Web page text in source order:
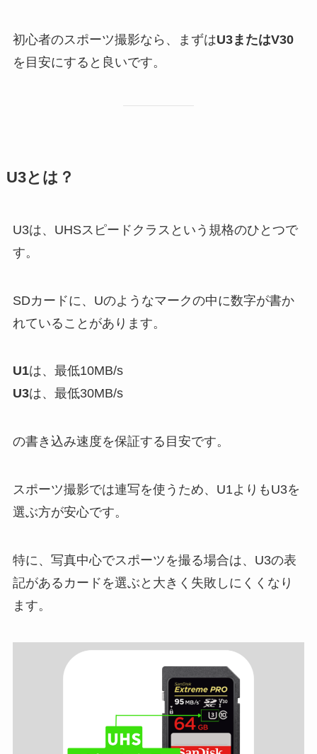
初心者のスポーツ撮影なら、まずはU3またはV30
を目安にすると良いです。
U3とは？
U3は、UHSスピードクラスという規格のひとつで
す。
SDカードに、Uのようなマークの中に数字が書か
れていることがあります。
U1は、最低10MB/s
U3は、最低30MB/s
の書き込み速度を保証する目安です。
スポーツ撮影では連写を使うため、U1よりもU3を
選ぶ方が安心です。
特に、写真中心でスポーツを撮る場合は、U3の表
記があるカードを選ぶと大きく失敗しにくくなり
ます。